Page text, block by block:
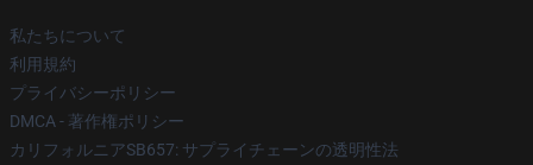
私たちについて
利用規約
プライバシーポリシー
DMCA - 著作権ポリシー
カリフォルニアSB657: サプライチェーンの透明性法